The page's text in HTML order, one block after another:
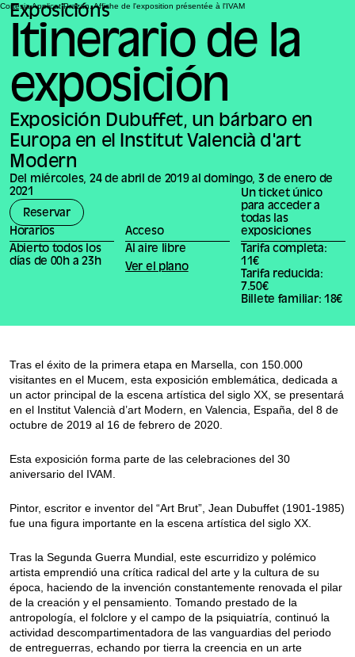
Exposicións
Itinerario de la
exposición
Exposición Dubuffet, un bárbaro en
Europa en el Institut Valencià d'art
Modern
Del miércoles, 24 de abril de 2019 al domingo, 3 de enero de
2021
Reservar
Horarios
Abierto todos los
días de 00h a 23h
Acceso
Al aire libre
Ver el plano
Un ticket único
para acceder a
todas las
exposiciones
Tarifa completa:
11€
Tarifa reducida:
7.50€
Billete familiar: 18€
Cortesia Applicat Prazan. Affiche de l'exposition présentée à l'IVAM
Tras el éxito de la primera etapa en Marsella, con 150.000
visitantes en el Mucem, esta exposición emblemática, dedicada a
un actor principal de la escena artística del siglo XX, se presentará
en el Institut Valencià d’art Modern, en Valencia, España, del 8 de
octubre de 2019 al 16 de febrero de 2020.
Esta exposición forma parte de las celebraciones del 30
aniversario del IVAM.
Pintor, escritor e inventor del “Art Brut”, Jean Dubuffet (1901-1985)
fue una figura importante en la escena artística del siglo XX.
Tras la Segunda Guerra Mundial, este escurridizo y polémico
artista emprendió una crítica radical del arte y la cultura de su
época, haciendo de la invención constantemente renovada el pilar
de la creación y el pensamiento. Tomando prestado de la
antropología, el folclore y el campo de la psiquiatría, continuó la
actividad descompartimentadora de las vanguardias del periodo
de entreguerras, echando por tierra la creencia en un arte